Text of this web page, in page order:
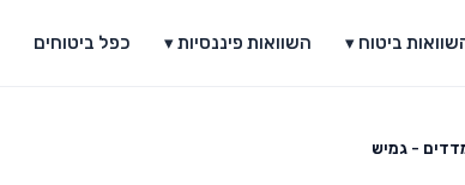
ביטוח ▾ השוואות פיננסיות ▾ כפל ביטוחים
- גמיש